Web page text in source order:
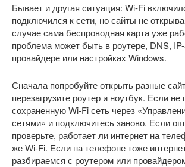
Бывает и другая ситуация: Wi-Fi
подключился к сети, но сайты не
случае сама беспроводная карта уже
проблема может быть в роутере, DNS,
провайдере или настройках Windows.
Сначала попробуйте открыть разные
перезагрузите роутер и ноутбук. Если
сохраненную Wi-Fi сеть через
сетями» и подключитесь заново. Если
проверьте, работает ли интернет на
же Wi-Fi. Если на телефоне тоже
разбираемся с роутером или